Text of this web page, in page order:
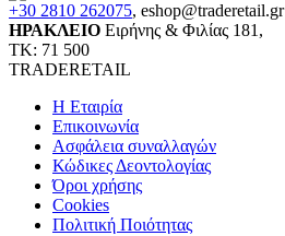
+30 2810 262075, eshop@traderetail.gr
ΗΡΑΚΛΕΙΟ Ειρήνης & Φιλίας 181,
ΤΚ: 71 500
TRADERETAIL
H Εταιρία
Eπικοινωνία
Ασφάλεια συναλλαγών
Κώδικες Δεοντολογίας
Όροι χρήσης
Cookies
Πολιτική Ποιότητας